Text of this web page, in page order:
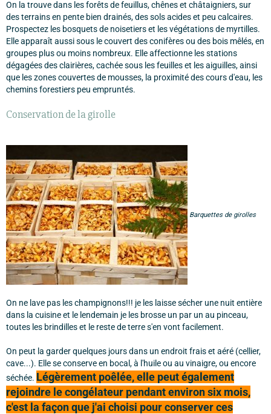
On la trouve dans les forêts de feuillus, chênes et châtaigniers, sur
des terrains en pente bien drainés, des sols acides et peu calcaires.
Prospectez les bosquets de noisetiers et les végétations de myrtilles.
Elle apparaît aussi sous le couvert des conifères ou des bois mêlés, en
groupes plus ou moins nombreux. Elle affectionne les stations
dégagées des clairières, cachée sous les feuilles et les aiguilles, ainsi
que les zones couvertes de mousses, la proximité des cours d'eau, les
chemins forestiers peu empruntés.
Conservation de la girolle
Barquettes de girolles
On ne lave pas les champignons!!! je les laisse sécher une nuit entière
dans la cuisine et le lendemain je les brosse un par un au pinceau,
toutes les brindilles et le reste de terre s'en vont facilement.
On peut la garder quelques jours dans un endroit frais et aéré (cellier,
cave...). Elle se conserve en bocal, à l'huile ou au vinaigre, ou encore
séchée. Légèrement poêlée, elle peut également
rejoindre le congélateur pendant environ six mois,
c'est la façon que j'ai choisi pour conserver ces